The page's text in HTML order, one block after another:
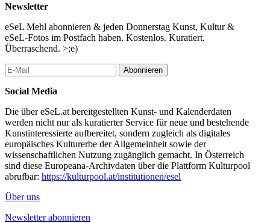
Newsletter
eSeL Mehl abonnieren & jeden Donnerstag Kunst, Kultur &
eSeL-Fotos im Postfach haben. Kostenlos. Kuratiert.
Überraschend. >;e)
Abonnieren
Social Media
Die über eSeL.at bereitgestellten Kunst- und Kalenderdaten
werden nicht nur als kuratierter Service für neue und bestehende
Kunstinteressierte aufbereitet, sondern zugleich als digitales
europäisches Kulturerbe der Allgemeinheit sowie der
wissenschaftlichen Nutzung zugänglich gemacht. In Österreich
sind diese Europeana-Archivdaten über die Plattform Kulturpool
abrufbar: https://kulturpool.at/institutionen/esel
Über uns
Newsletter abonnieren